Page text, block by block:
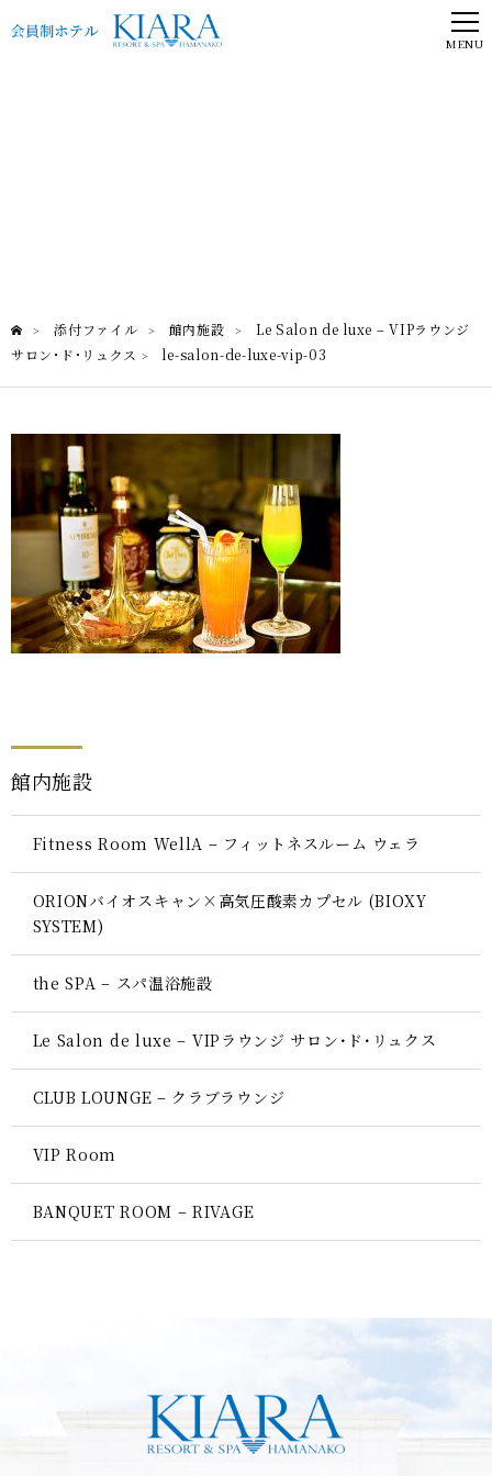
MENU
> 添付ファイル > 館内施設 >
Le Salon de luxe – VIPラウンジ
サロン･ド･リュクス > le-salon-de-luxe-vip-03
館内施設
Fitness Room WellA – フィットネスルーム ウェラ
ORIONバイオスキャン×高気圧酸素カプセル (BIOXY
SYSTEM)
the SPA – スパ温浴施設
Le Salon de luxe – VIPラウンジ サロン･ド･リュクス
CLUB LOUNGE – クラブラウンジ
VIP Room
BANQUET ROOM – RIVAGE